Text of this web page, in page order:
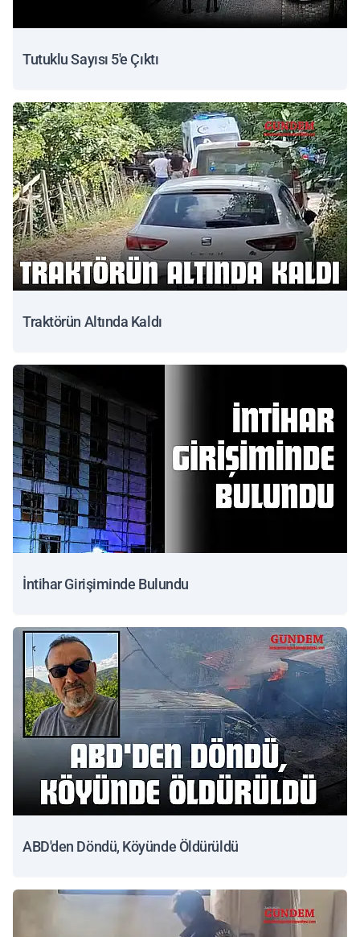
Tutuklu Sayısı 5'e Çıktı
Traktörün Altında Kaldı
İntihar Girişiminde Bulundu
ABD'den Döndü, Köyünde Öldürüldü